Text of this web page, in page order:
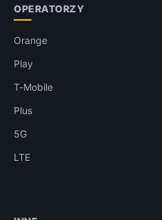
OPERATORZY
Orange
Play
T-Mobile
Plus
5G
LTE